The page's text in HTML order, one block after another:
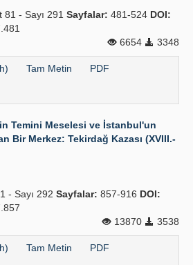
- Sayı 291 Sayfalar: 481-524 DOI:
6654
3348
Tam Metin PDF
Temini Meselesi ve İstanbul'un
Bir Merkez: Tekirdağ Kazası (XVIII.-
- Sayı 292 Sayfalar: 857-916 DOI:
13870
3538
Tam Metin PDF